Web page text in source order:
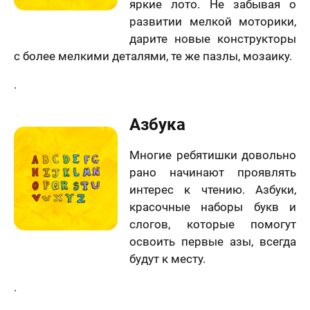
яркие лото. Не забывая о
развитии мелкой моторики,
дарите новые конструкторы
с более мелкими деталями, те же пазлы, мозаику.
.
Азбука
Многие ребятишки довольно
рано начинают проявлять
интерес к чтению. Азбуки,
красочные наборы букв и
слогов, которые помогут
освоить первые азы, всегда
будут к месту.
.
Вашего портрета
Ваше имя
Ваш номер телефона
5 шагов
Ответьте на вопросы и узнайте стоимость
скоро
подарок?
узнайте
стоимость
вашего
портрета
В течение
недели
Вам в
телефона
отзыв
Ваш Отзыв